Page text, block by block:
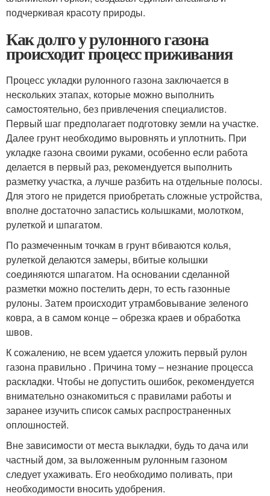
подчеркивая красоту природы.
Как долго у рулонного газона
происходит процесс приживания
Процесс укладки рулонного газона заключается в
нескольких этапах, которые можно выполнить
самостоятельно, без привлечения специалистов.
Первый шаг предполагает подготовку земли на участке.
Далее грунт необходимо выровнять и уплотнить. При
укладке газона своими руками, особенно если работа
делается в первый раз, рекомендуется выполнить
разметку участка, а лучше разбить на отдельные полосы.
Для этого не придется приобретать сложные устройства,
вполне достаточно запастись колышками, молотком,
рулеткой и шпагатом.
По размеченным точкам в грунт вбиваются колья,
рулеткой делаются замеры, вбитые колышки
соединяются шпагатом. На основании сделанной
разметки можно постелить дерн, то есть газонные
рулоны. Затем происходит утрамбовывание зеленого
ковра, а в самом конце – обрезка краев и обработка
швов.
К сожалению, не всем удается уложить первый рулон
газона правильно . Причина тому – незнание процесса
раскладки. Чтобы не допустить ошибок, рекомендуется
внимательно ознакомиться с правилами работы и
заранее изучить список самых распространенных
оплошностей.
Вне зависимости от места выкладки, будь то дача или
частный дом, за выложенным рулонным газоном
следует ухаживать. Его необходимо поливать, при
необходимости вносить удобрения.